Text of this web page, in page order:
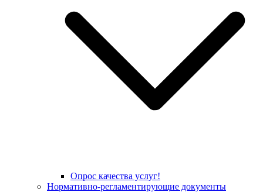
Опрос качества услуг!
Нормативно-регламентирующие документы